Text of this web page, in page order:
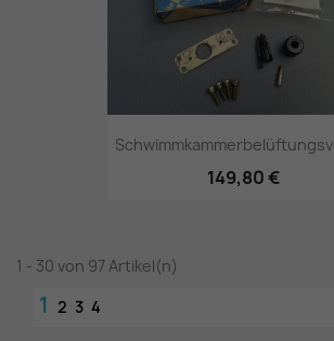
149,80 €
1 - 30 von 97 Artikel(n)
1 2 3 4